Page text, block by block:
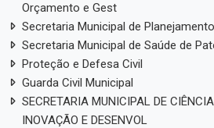
Orçamento e Gest
Secretaria Municipal de
Secretaria Municipal de Saúde de
Proteção e Defesa Civil
Guarda Civil Municipal
SECRETARIA MUNICIPAL DE
INOVAÇÃO E DESENVOL